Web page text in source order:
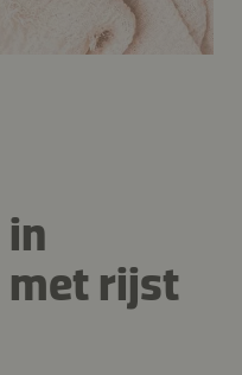
met rijst